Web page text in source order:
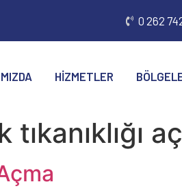
0 262
HIZMETLER